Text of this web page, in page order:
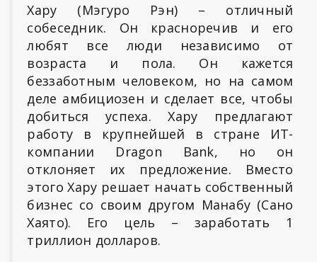
Хару (Мэгуро Рэн) – отличный
собеседник. Он красноречив и его
любят все люди независимо от
возраста и пола. Он кажется
беззаботным человеком, но на самом
деле амбициозен и сделает все, чтобы
добиться успеха. Хару предлагают
работу в крупнейшей в стране ИТ-
компании Dragon Bank, но он
отклоняет их предложение. Вместо
этого Хару решает начать собственный
бизнес со своим другом Манабу (Сано
Хаято). Его цель – заработать 1
триллион долларов.